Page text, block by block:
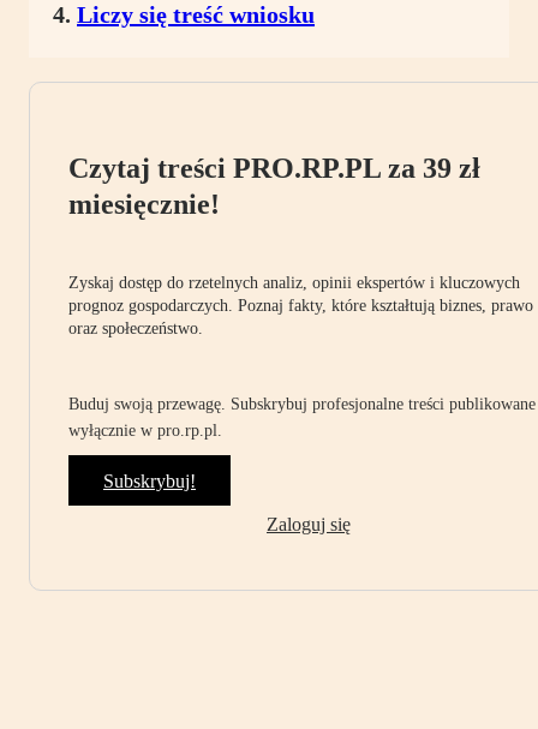
Liczy się treść wniosku
Czytaj treści PRO.RP.PL za 39 zł
miesięcznie!
Zyskaj dostęp do rzetelnych analiz, opinii ekspertów i kluczowych
prognoz gospodarczych. Poznaj fakty, które kształtują biznes, prawo
oraz społeczeństwo.
Buduj swoją przewagę. Subskrybuj profesjonalne treści publikowane
wyłącznie w pro.rp.pl.
Subskrybuj!
Zaloguj się